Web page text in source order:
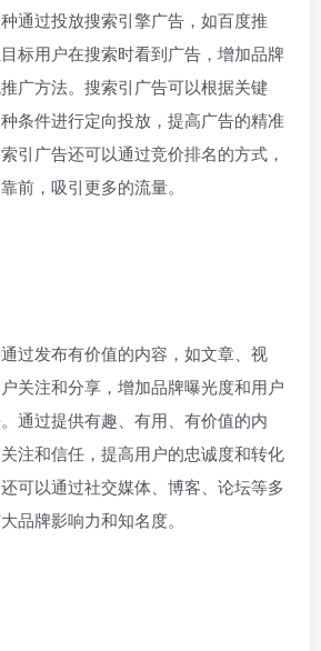
通过投放搜索引擎广告，如百度推
标用户在搜索时看到广告，增加品牌
广方法。搜索引广告可以根据关键
条件进行定向投放，提高广告的精准
引广告还可以通过竞价排名的方式，
前，吸引更多的流量。
过发布有价值的内容，如文章、视
关注和分享，增加品牌曝光度和用户
通过提供有趣、有用、有价值的内
注和信任，提高用户的忠诚度和转化
可以通过社交媒体、博客、论坛等多
品牌影响力和知名度。